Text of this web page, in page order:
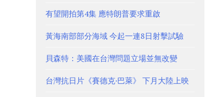
有望開拍第4集 應特朗普要求重啟
黃海南部部分海域 今起一連8日射擊試驗
貝森特：美國在台灣問題立場並無改變
台灣抗日片《賽德克·巴萊》 下月大陸上映